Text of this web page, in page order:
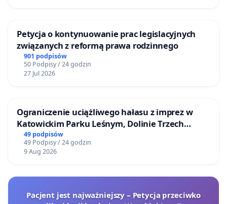
Petycja o kontynuowanie prac legislacyjnych
związanych z reformą prawa rodzinnego
901 podpisów
50 Podpisy / 24 godzin
27 Jul 2026
Ograniczenie uciążliwego hałasu z imprez w
Katowickim Parku Leśnym, Dolinie Trzech
Stawów i na Lotnisku Muchowiec
49 podpisów
49 Podpisy / 24 godzin
9 Aug 2026
Pacjent jest najważniejszy – Petycja przeciwko